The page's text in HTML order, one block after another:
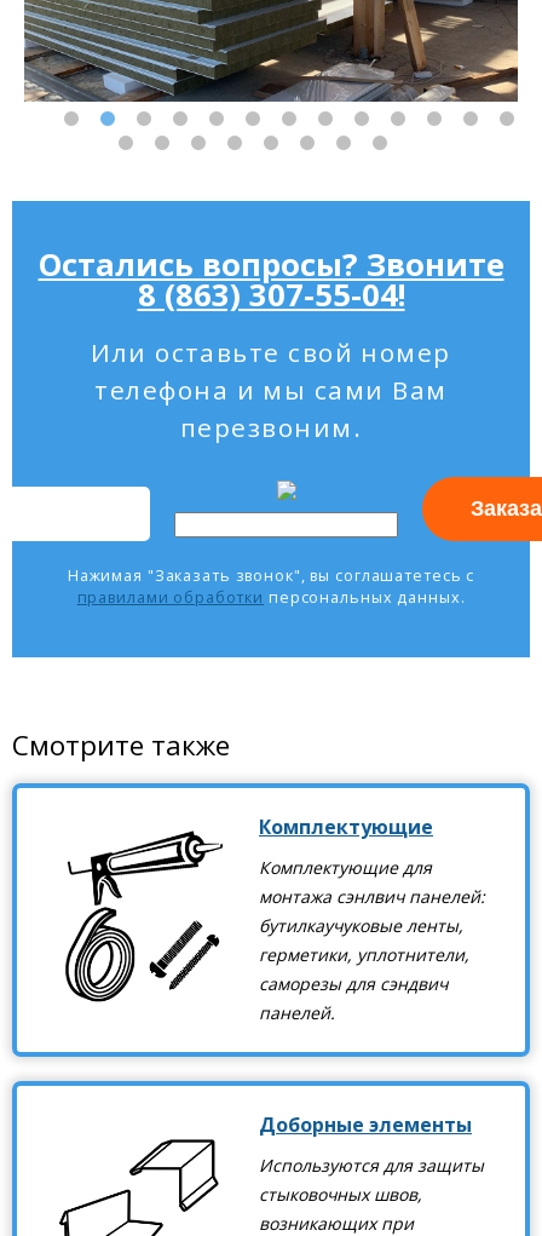
Остались вопросы? Звоните
8 (863) 307-55-04!
Или оставьте свой номер
телефона и мы сами Вам
перезвоним.
Нажимая "Заказать звонок", вы соглашатетесь с
правилами обработки персональных данных.
Смотрите также
Комплектующие
Комплектующие для
монтажа сэнлвич панелей:
бутилкаучуковые ленты,
герметики, уплотнители,
саморезы для сэндвич
панелей.
Доборные элементы
Используются для защиты
стыковочных швов,
возникающих при